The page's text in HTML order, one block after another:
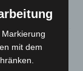
Oper im
mit dem